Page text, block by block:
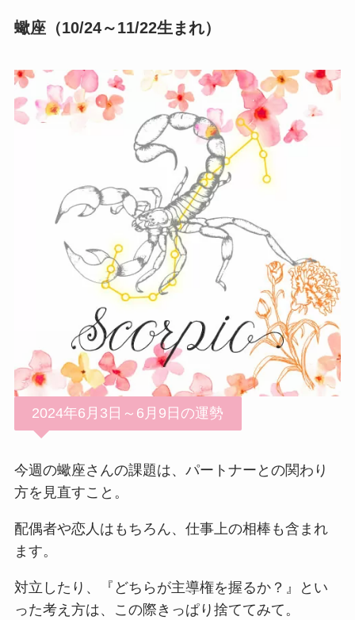
蠍座（10/24～11/22生まれ）
2024年6月3日～6月9日の運勢
今週の蠍座さんの課題は、パートナーとの関わり
方を見直すこと。
配偶者や恋人はもちろん、仕事上の相棒も含まれ
ます。
対立したり、『どちらが主導権を握るか？』とい
った考え方は、この際きっぱり捨ててみて。